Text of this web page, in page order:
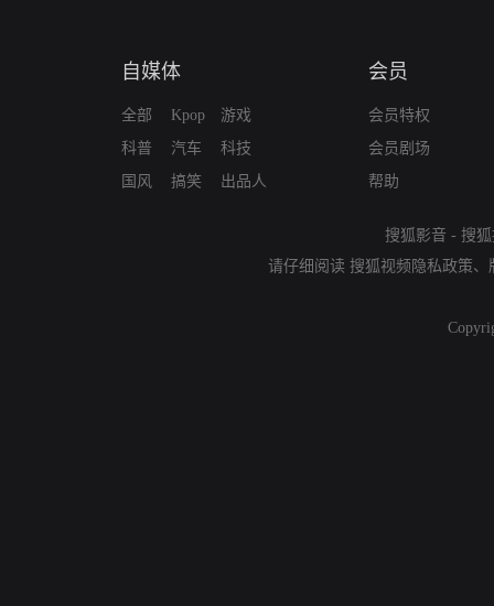
自媒体
全部
科普
国风
Kpop
汽车
搞笑
游戏
科技
出品人
会员
会员特权
会员剧场
帮助
搜狐影音 - 搜
请仔细阅读 搜狐视频隐私政策、